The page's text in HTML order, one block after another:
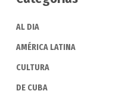
AL DIA
AMÉRICA LATINA
CULTURA
DE CUBA